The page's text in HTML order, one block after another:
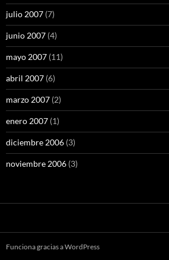
julio 2007 (7)
junio 2007 (4)
mayo 2007 (11)
abril 2007 (6)
marzo 2007 (2)
enero 2007 (1)
diciembre 2006 (3)
noviembre 2006 (3)
Funciona gracias a WordPress